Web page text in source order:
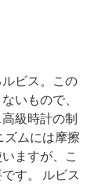
ビス。この
いもので、
級時計の制
ズムには摩擦
ますが、こ
す。 ルビス